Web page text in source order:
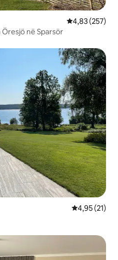
Vlerësimi
4,83 (257)
në Sparsör
Vlerësimi
4,95 (21)
klientëve